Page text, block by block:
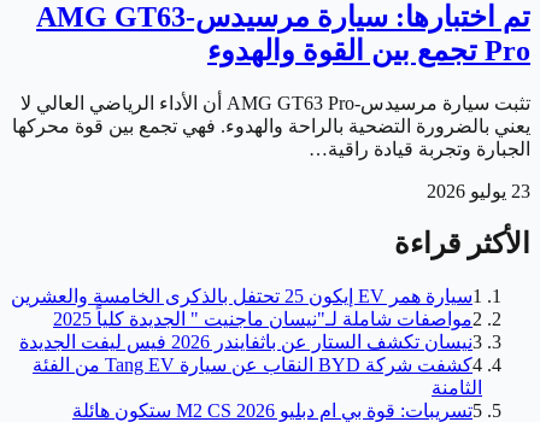
تم اختبارها: سيارة مرسيدس-AMG GT63
Pro تجمع بين القوة والهدوء
تثبت سيارة مرسيدس-AMG GT63 Pro أن الأداء الرياضي العالي لا
يعني بالضرورة التضحية بالراحة والهدوء. فهي تجمع بين قوة محركها
الجبارة وتجربة قيادة راقية…
23 يوليو 2026
الأكثر قراءة
1سيارة همر EV إيكون 25 تحتفل بالذكرى الخامسة والعشرين
2مواصفات شاملة لـ"نيسان ماجنيت " الجديدة كلياً 2025
3نيسان تكشف الستار عن باثفايندر 2026 فيس ليفت الجديدة
4
كشفت شركة BYD النقاب عن سيارة Tang EV من الفئة
الثامنة
5تسريبات: قوة بي ام دبليو M2 CS 2026 ستكون هائلة